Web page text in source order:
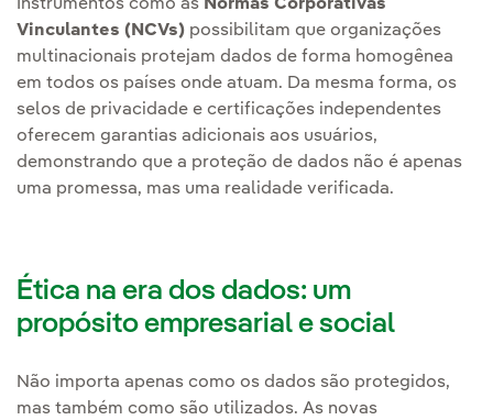
Instrumentos como as Normas Corporativas
Vinculantes (NCVs) possibilitam que organizações
multinacionais protejam dados de forma homogênea
em todos os países onde atuam. Da mesma forma, os
selos de privacidade e certificações independentes
oferecem garantias adicionais aos usuários,
demonstrando que a proteção de dados não é apenas
uma promessa, mas uma realidade verificada.
Ética na era dos dados: um
propósito empresarial e social
Não importa apenas como os dados são protegidos,
mas também como são utilizados. As novas